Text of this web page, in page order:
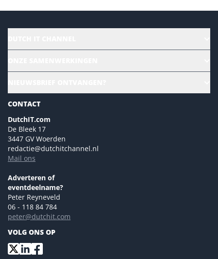
Magazines
Marketingmogelijkheden 2026
Eventmogelijkheden 2026
Advertising opportunities 2026 ENG
Event opportunities 2026 ENG
NL Digital
Versturen
CONTACT
DutchIT.com
De Bleek 17
3447 GV Woerden
redactie@dutchitchannel.nl
Mail ons
Adverteren of
eventdeelname?
Peter Reyneveld
06 - 118 84 784
peter@dutchit.com
VOLG ONS OP